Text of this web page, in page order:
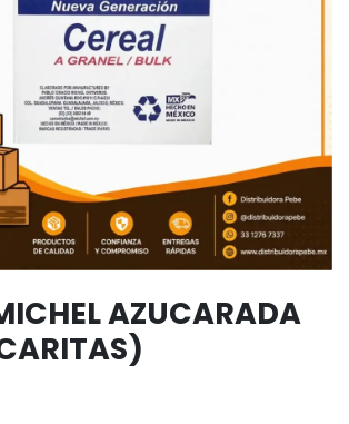
AZUCARADA